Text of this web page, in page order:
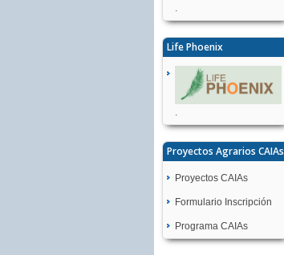
.
Life Phoenix
.
Proyectos Agrarios CAIAs
Proyectos CAIAs
Formulario Inscripción
Programa CAIAs